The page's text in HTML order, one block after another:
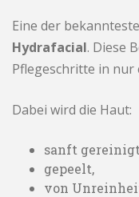
Eine der
Hydrafacial. Diese
Pflegeschritte in nur
Dabei wird die Haut:
sanft
gepeelt,
von